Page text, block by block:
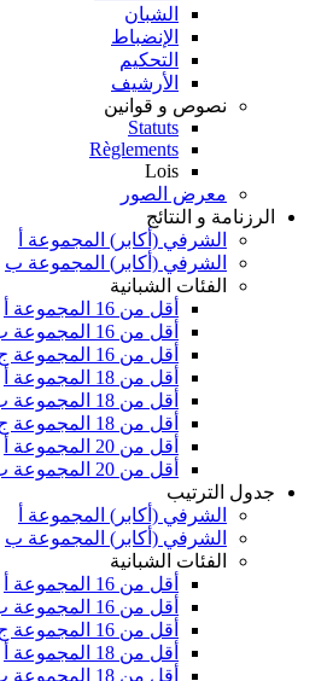
الشبان
الإنضباط
التحكيم
الأرشيف
نصوص و قوانين
Statuts
Règlements
Lois
معرض الصور
الرزنامة و النتائج
الشرفي (أكابر) المجموعة أ
الشرفي (أكابر) المجموعة ب
الفئات الشبانية
أقل من 16 المجموعة أ
أقل من 16 المجموعة ب
أقل من 16 المجموعة ج
أقل من 18 المجموعة أ
أقل من 18 المجموعة ب
أقل من 18 المجموعة ج
أقل من 20 المجموعة أ
أقل من 20 المجموعة ب
جدول الترتيب
الشرفي (أكابر) المجموعة أ
الشرفي (أكابر) المجموعة ب
الفئات الشبانية
أقل من 16 المجموعة أ
أقل من 16 المجموعة ب
أقل من 16 المجموعة ج
أقل من 18 المجموعة أ
أقل من 18 المجموعة ب